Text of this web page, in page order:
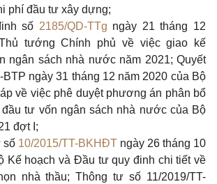
phí đầu tư xây dựng;
số 2185/QD-TTg ngày 21 tháng 12
tướng Chính phủ về việc giao kế
ngân sách nhà nước năm 2021; Quyết
ngày 31 tháng 12 năm 2020 của Bộ
về việc phê duyệt phương án phân bổ
tư vốn ngân sách nhà nước của Bộ
đợt I;
số 10/2015/TT-BKHĐT ngày 26 tháng 10
Kế hoạch và Đầu tư quy đinh chi tiết về
nhà thầu; Thông tư số 11/2019/TT-